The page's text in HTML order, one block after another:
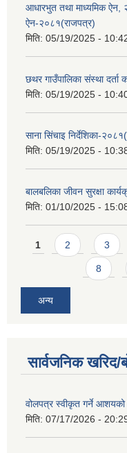
आधारभुत तथा माध्यमिक ऐन,
ऐन-२०८१(राजपत्र)
मिति: 05/19/2025 -
छथर गाउँपालिका संस्था दर्ता
मिति: 05/19/2025 -
साना सिंचाइ निर्देशिका-
मिति: 05/19/2025 -
बालबलिका जीवन सुरक्षा
मिति: 01/10/2025 -
Pages
1 2 3
8
अन्य
सार्वजनिक
वोलपत्र स्वीकृत गर्ने
मिति: 07/17/2026 -